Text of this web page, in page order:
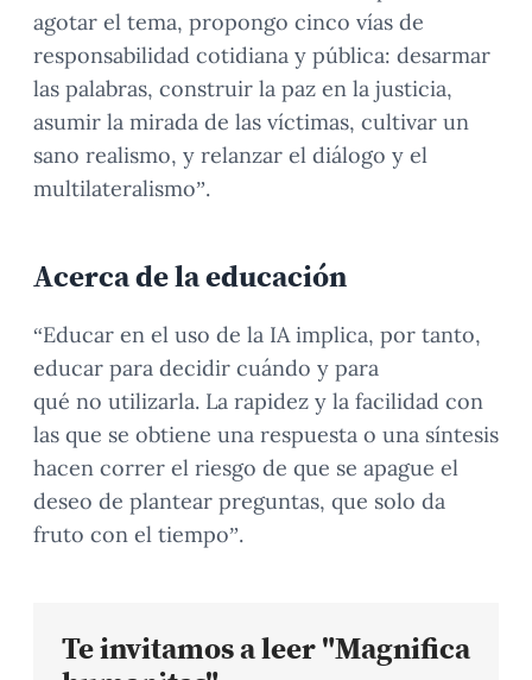
agotar el tema, propongo cinco vías de
responsabilidad cotidiana y pública: desarmar
las palabras, construir la paz en la justicia,
asumir la mirada de las víctimas, cultivar un
sano realismo, y relanzar el diálogo y el
multilateralismo”.
Acerca de la educación
“Educar en el uso de la IA implica, por tanto,
educar para decidir cuándo y para
qué no utilizarla. La rapidez y la facilidad con
las que se obtiene una respuesta o una síntesis
hacen correr el riesgo de que se apague el
deseo de plantear preguntas, que solo da
fruto con el tiempo”.
Te invitamos a leer "Magnifica